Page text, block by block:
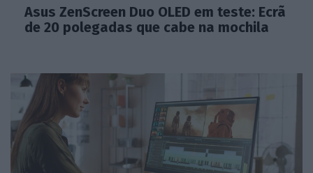
Asus ZenScreen Duo OLED em teste: Ecrã
de 20 polegadas que cabe na mochila